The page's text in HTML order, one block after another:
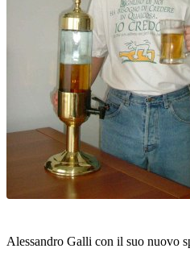
Alessandro Galli con il suo nuovo